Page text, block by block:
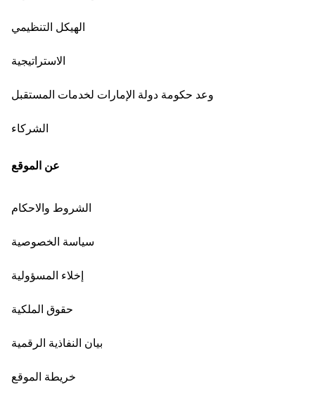
الهيكل التنظيمي
الاستراتيجية
وعد حكومة دولة الإمارات لخدمات المستقبل
الشركاء
عن الموقع
الشروط والاحكام
سياسة الخصوصية
إخلاء المسؤولية
حقوق الملكية
بيان النفاذية الرقمية
خريطة الموقع